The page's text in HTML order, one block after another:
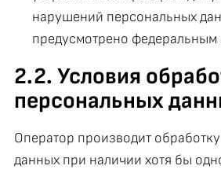
нарушений персональных
предусмотрено федеральным
2.2. Условия
персональных
Оператор производит
данных при наличии хотя бы